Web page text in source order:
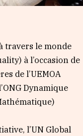
travers le monde
à l’occasion de
de l’UEMOA
Dynamique
l’UN Global